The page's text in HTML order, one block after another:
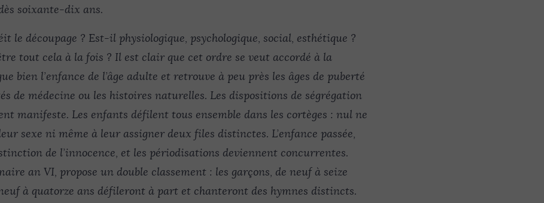
soixante-dix ans.
le découpage ? Est-il physiologique, psychologique, social, esthétique ?
tout cela à la fois ? Il est clair que cet ordre se veut accordé à la
bien l’enfance de l’âge adulte et retrouve à peu près les âges de puberté
de médecine ou les histoires naturelles. Les dispositions de ségrégation
manifeste. Les enfants défilent tous ensemble dans les cortèges : nul ne
sexe ni même à leur assigner deux files distinctes. L’enfance passée,
de l’innocence, et les périodisations deviennent concurrentes.
an VI, propose un double classement : les garçons, de neuf à seize
à quatorze ans défileront à part et chanteront des hymnes distincts.